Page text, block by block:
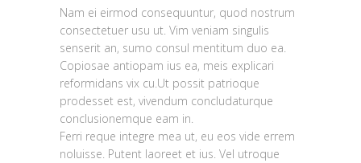
Nam ei eirmod consequuntur, quod nostrum
consectetuer usu ut. Vim veniam singulis
senserit an, sumo consul mentitum duo ea.
Copiosae antiopam ius ea, meis explicari
reformidans vix cu.Ut possit patrioque
prodesset est, vivendum concludaturque
conclusionemque eam in.
Ferri reque integre mea ut, eu eos vide errem
noluisse. Putent laoreet et ius. Vel utroque